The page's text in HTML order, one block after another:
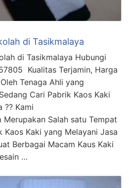
di Tasikmalaya
di Tasikmalaya Hubungi
Kualitas Terjamin, Harga
Tenaga Ahli yang
Cari Pabrik Kaos Kaki
?? Kami
Salah satu Tempat
Kaos Kaki yang Melayani Jasa
Berbagai Macam Kaus Kaki
…